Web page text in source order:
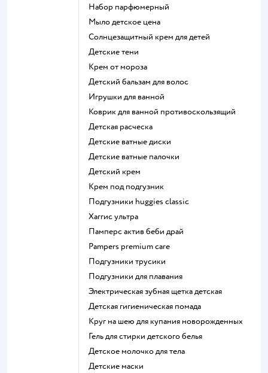
набор парфюмерный
мыло детское цена
солнцезащитный крем для детей
детские тени
крем от мороза
детский бальзам для волос
игрушки для ванной
коврик для ванной противоскользящий
детская расческа
детские ватные диски
детские ватные палочки
детский крем
крем под подгузник
подгузники huggies classic
хаггис ультра
памперс актив беби драй
pampers premium care
подгузники трусики
подгузники для плавания
электрическая зубная щетка детская
детская гигиеническая помада
круг на шею для купания новорожденных
гель для стирки детского белья
детское молочко для тела
детские маски